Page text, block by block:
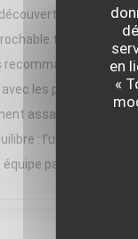
en
«
! Nous
tout au long
recommandations de
les plats. Le
assaisonnée,
: l’un très frais,
équipe passionnée.